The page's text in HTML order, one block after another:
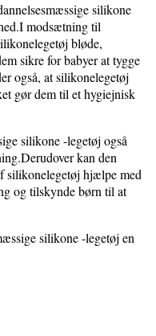
silikone
modsætning til
bløde,
sikre for babyer at tygge
også, at silikonelegetøj
gør dem til et hygiejnisk
silikone -legetøj også
kan den
silikonelegetøj hjælpe med
og tilskynde børn til at
silikone -legetøj en